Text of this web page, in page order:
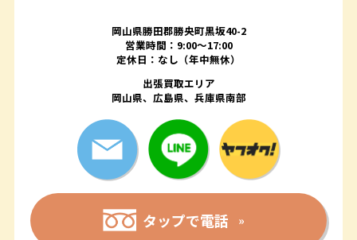
岡山県勝田郡勝央町黒坂40-2
営業時間：9:00～17:00
定休日：なし（年中無休）
出張買取エリア
岡山県、広島県、兵庫県南部
タップで電話